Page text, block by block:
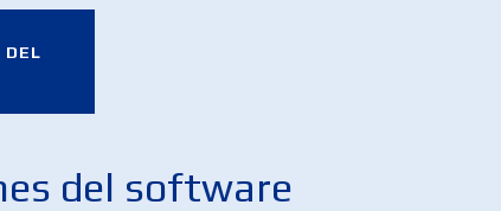
DEL
del software